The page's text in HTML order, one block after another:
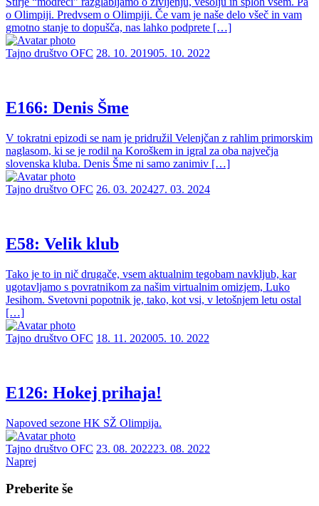
o Olimpiji. Predvsem o Olimpiji. Če vam je naše delo všeč in vam
gmotno stanje to dopušča, nas lahko podprete […]
Tajno društvo OFC 28. 10. 201905. 10. 2022
E166: Denis Šme
V tokratni epizodi se nam je pridružil Velenjčan z rahlim primorskim
naglasom, ki se je rodil na Koroškem in igral za oba največja
slovenska kluba. Denis Šme ni samo zanimiv […]
Tajno društvo OFC 26. 03. 202427. 03. 2024
E58: Velik klub
Tako je to in nič drugače, vsem aktualnim tegobam navkljub, kar
ugotavljamo s povratnikom za našim virtualnim omizjem, Luko
Jesihom. Svetovni popotnik je, tako, kot vsi, v letošnjem letu ostal
[…]
Tajno društvo OFC 18. 11. 202005. 10. 2022
E126: Hokej prihaja!
Napoved sezone HK SŽ Olimpija.
Tajno društvo OFC 23. 08. 202223. 08. 2022
Naprej
Preberite še